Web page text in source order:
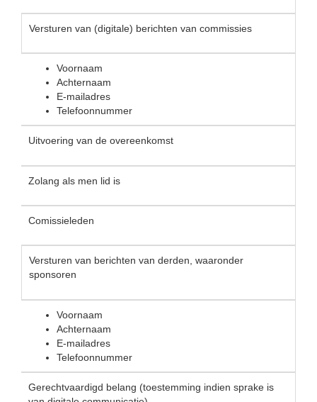
Versturen van (digitale) berichten van commissies
Voornaam
Achternaam
E-mailadres
Telefoonnummer
Uitvoering van de overeenkomst
Zolang als men lid is
Comissieleden
Versturen van berichten van derden, waaronder
sponsoren
Voornaam
Achternaam
E-mailadres
Telefoonnummer
Gerechtvaardigd belang (toestemming indien sprake is